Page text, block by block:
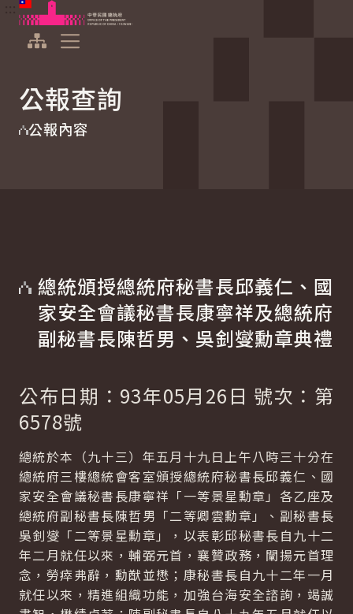
跳到主要內容
中華民國總統府
公報查詢
公報內容
總統頒授總統府秘書長邱義仁、國
家安全會議秘書長康寧祥及總統府
副秘書長陳哲男、吳釗燮勳章典禮
公布日期：93年05月26日 號次：第
6578號
總統於本（九十三）年五月十九日上午八時三十分在
總統府三樓總統會客室頒授總統府秘書長邱義仁、國
家安全會議秘書長康寧祥「一等景星勳章」各乙座及
總統府副秘書長陳哲男「二等卿雲勳章」、副秘書長
吳釗燮「二等景星勳章」，以表彰邱秘書長自九十二
年二月就任以來，輔弼元首，襄贊政務，闡揚元首理
念，勞瘁弗辭，勳猷並懋；康秘書長自九十二年一月
就任以來，精進組織功能，加強台海安全諮詢，竭誠